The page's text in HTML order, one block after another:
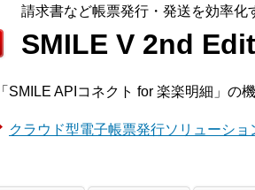
請求書など帳票発行・発送を効率化
SMILE V 2nd
「SMILE APIコネクト for 楽楽明細」の
クラウド型電子帳票発行ソリューシ